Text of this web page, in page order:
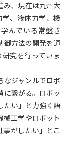
み、現在は九州大
、液体力学、機
んでいる常盤さ
御方法の開発を通
究を行っていま
なジャンルでロボ
に繋がる。ロボッ
たい」と力強く語
械工学やロボット
事がしたい」とこ